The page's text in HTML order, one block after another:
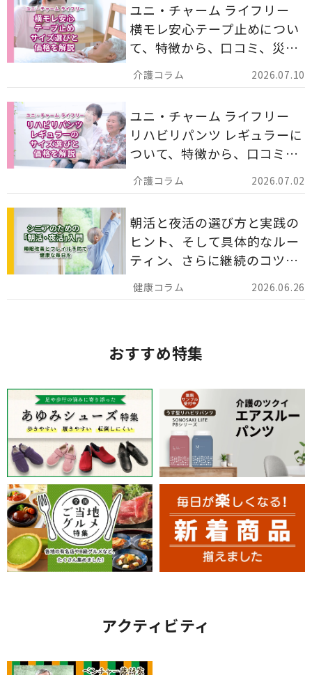
2026.07.10
ユニ・チャーム ライフリー
横モレ安心テープ止めについ
て、特徴から、口コミ、災害
備蓄としての活用法まで分か
りやすく解説します。
2026.07.02
ユニ・チャーム ライフリー
リハビリパンツ レギュラーに
ついて、特徴から、口コミ、
災害備蓄としての活用法まで
分かりやすく解説します。
2026.06.26
朝活と夜活の選び方と実践の
ヒント、そして具体的なルー
ティン、さらに継続のコツま
でを詳しくご紹介します。
おすすめ特集
アクティビティ